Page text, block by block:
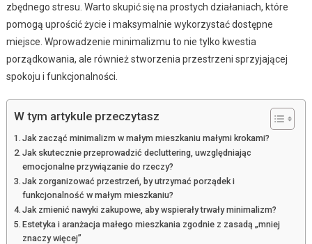
zbędnego stresu. Warto skupić się na prostych działaniach, które
pomogą uprościć życie i maksymalnie wykorzystać dostępne
miejsce. Wprowadzenie minimalizmu to nie tylko kwestia
porządkowania, ale również stworzenia przestrzeni sprzyjającej
spokoju i funkcjonalności.
W tym artykule przeczytasz
Jak zacząć minimalizm w małym mieszkaniu małymi krokami?
Jak skutecznie przeprowadzić decluttering, uwzględniając
emocjonalne przywiązanie do rzeczy?
Jak zorganizować przestrzeń, by utrzymać porządek i
funkcjonalność w małym mieszkaniu?
Jak zmienić nawyki zakupowe, aby wspierały trwały minimalizm?
Estetyka i aranżacja małego mieszkania zgodnie z zasadą „mniej
znaczy więcej”